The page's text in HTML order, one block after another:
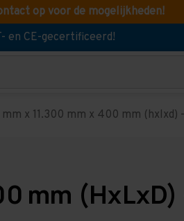
op voor de mogelijkheden!
en CE-gecertificeerd!
x 11.300 mm x 400 mm (hxlxd)
mm